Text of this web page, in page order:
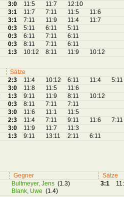
3:0 11:5 11:7
12:10
3:1 11:7 7:11 11:5 11:6
3:1 7:11 11:9 11:4
11:7
0:3 5:11 6:11 5:11
0:3 6:11 7:11
6:11
0:3 8:11 7:11 6:11
1:3 10:12 8:11 11:9
10:12
Sätze
2:3 11:4 10:12 6:11 11:4 5:11
3:0 11:8 11:5
11:6
1:3 9:11 11:9 8:11 10:12
0:3 8:11 7:11
7:11
3:0 11:6 11:1 11:5
2:3 11:4 7:11 9:11 11:6
7:11
3:0 11:9 11:7 11:3
1:3 9:11 13:11 2:11 6:11
Gegner Sätze
Bultmeyer, Jens (1.3)
Blank, Uwe (1.4)
3:1